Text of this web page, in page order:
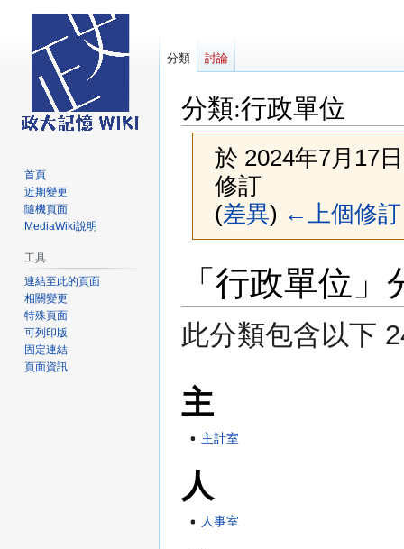
分類:行政單位
於 2024年7月17
修訂
(差異) ←上個修訂
導
覽
搜
尋
「行政單位
此分類包含以下
主
主計室
人
人事室
分類 討論
首頁
近期變更
隨機頁面
MediaWiki說明
工具
連結至此的頁面
相關變更
特殊頁面
可列印版
固定連結
頁面資訊